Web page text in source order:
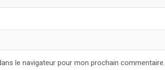
le navigateur pour mon prochain commentaire.